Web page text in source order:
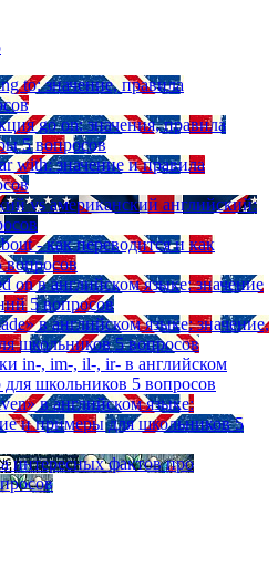
to: значение, правила
go on: значения, правила
5 вопросов
with: значение и правила
vs американский английский:
- как переводится и как
вопросов
on в английском языке: значение
5 вопросов
в английском языке: значение,
школьников 5 вопросов
in-, im-, il-, ir- в английском
школьников 5 вопросов
в английском языке:
и примеры для школьников 5
интересных фактов про